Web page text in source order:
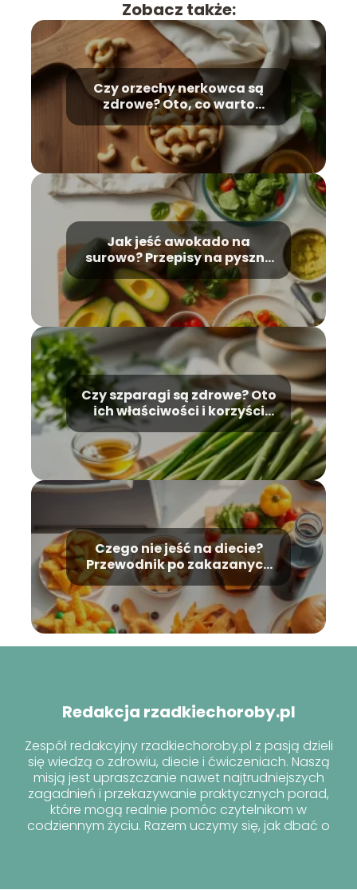
Zobacz także:
Czy orzechy nerkowca są
zdrowe? Oto, co warto
wiedzieć
Jak jeść awokado na
surowo? Przepisy na pyszne
dania!
Czy szparagi są zdrowe? Oto
ich właściwości i korzyści
zdrowotne
Czego nie jeść na diecie?
Przewodnik po zakazanych
produktach
Redakcja rzadkiechoroby.pl
Zespół redakcyjny rzadkiechoroby.pl z pasją dzieli
się wiedzą o zdrowiu, diecie i ćwiczeniach. Naszą
misją jest upraszczanie nawet najtrudniejszych
zagadnień i przekazywanie praktycznych porad,
które mogą realnie pomóc czytelnikom w
codziennym życiu. Razem uczymy się, jak dbać o